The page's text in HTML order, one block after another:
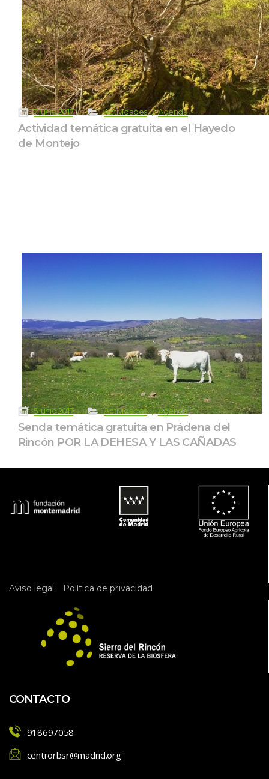
7 junio 2017 Actividade Agenda
Actividad temática gratuita en el Hayedo
de Montejo
5 junio 2017 Actividade Agenda
Senda temática gratuita en Prádena del
Rincón POR LA DEHESA Y LAS CAÑADAS
Aviso legal Política de privacidad
CONTACTO
918697058
centrorbsr@madrid.org